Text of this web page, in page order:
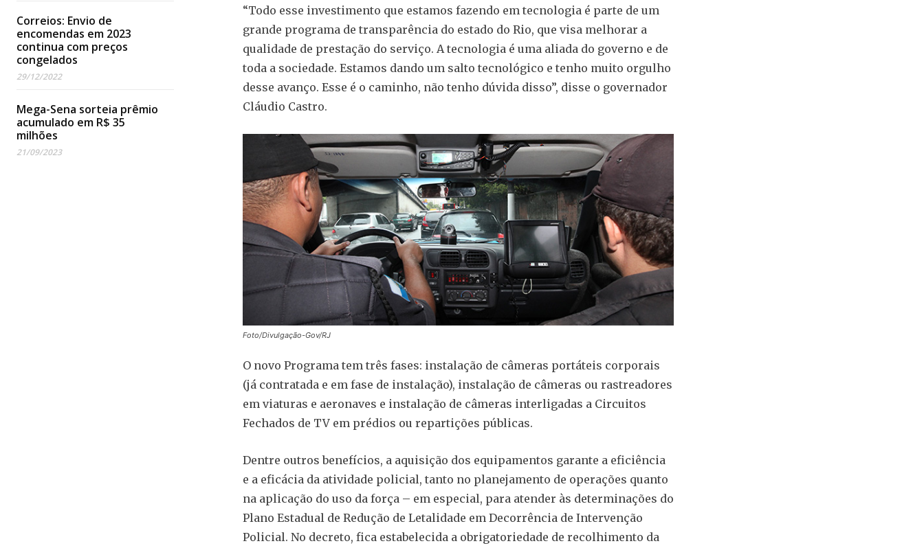
Correios: Envio de
encomendas em 2023
continua com preços
congelados
29/12/2022
Mega-Sena sorteia prêmio
acumulado em R$ 35
milhões
21/09/2023
“Todo esse investimento que estamos fazendo em tecnologia é parte de um
grande programa de transparência do estado do Rio, que visa melhorar a
qualidade de prestação do serviço. A tecnologia é uma aliada do governo e de
toda a sociedade. Estamos dando um salto tecnológico e tenho muito orgulho
desse avanço. Esse é o caminho, não tenho dúvida disso”, disse o governador
Cláudio Castro.
Foto/Divulgação-Gov/RJ
O novo Programa tem três fases: instalação de câmeras portáteis corporais
(já contratada e em fase de instalação), instalação de câmeras ou rastreadores
em viaturas e aeronaves e instalação de câmeras interligadas a Circuitos
Fechados de TV em prédios ou repartições públicas.
Dentre outros benefícios, a aquisição dos equipamentos garante a eficiência
e a eficácia da atividade policial, tanto no planejamento de operações quanto
na aplicação do uso da força – em especial, para atender às determinações do
Plano Estadual de Redução de Letalidade em Decorrência de Intervenção
Policial. No decreto, fica estabelecida a obrigatoriedade de recolhimento da